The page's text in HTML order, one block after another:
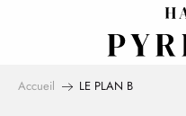
Accueil LE PLAN B